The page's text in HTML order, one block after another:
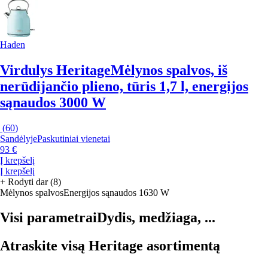
Haden
Virdulys HeritageMėlynos spalvos, iš
nerūdijančio plieno, tūris 1,7 l, energijos
sąnaudos 3000 W
(60)
SandėlyjePaskutiniai vienetai
93 €
Į krepšelį
Į krepšelį
+ Rodyti dar (8)
Mėlynos spalvosEnergijos sąnaudos 1630 W
Visi parametraiDydis, medžiaga, ...
Atraskite visą Heritage asortimentą